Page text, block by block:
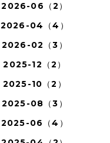
2026-06（2）
2026-04（4）
2026-02（3）
2025-12（2）
2025-10（2）
2025-08（3）
2025-06（4）